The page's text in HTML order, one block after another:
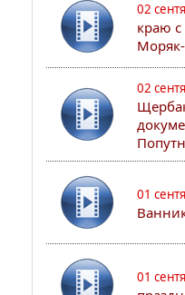
02
краю
02
01
01